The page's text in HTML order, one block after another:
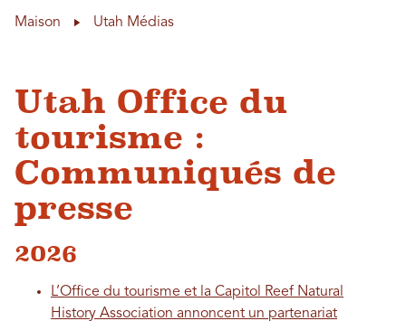
Maison Utah Médias
Utah Office du
tourisme :
Communiqués de
presse
2026
L’Office du tourisme et la Capitol Reef Natural
History Association annoncent un partenariat